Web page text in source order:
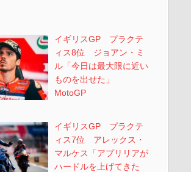
イギリスGP プラクテ
ィス8位 ジョアン・ミ
ル「今日は最大限に近い
ものを出せた」
MotoGP
イギリスGP プラクテ
ィス7位 アレックス・
マルケス「アプリリアが
ハードルを上げてきた